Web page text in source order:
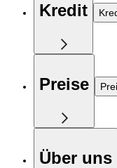
Kredit
Preise
Über uns